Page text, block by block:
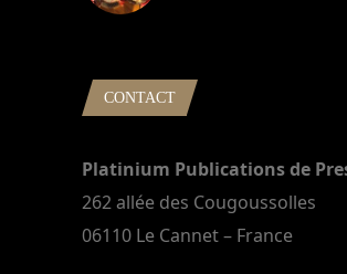
CONTACT
Platinium Publications de
262 allée des Cougoussolles
06110 Le Cannet – France